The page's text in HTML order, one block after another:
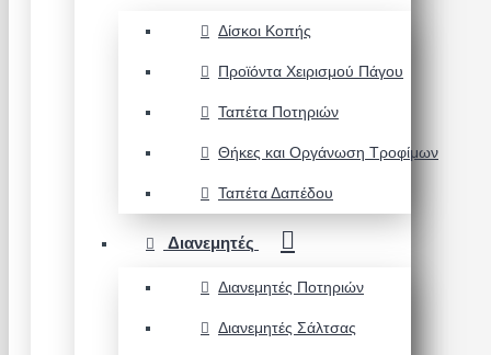
Δίσκοι Κοπής
Προϊόντα Χειρισμού Πάγου
Ταπέτα Ποτηριών
Θήκες και Οργάνωση Τροφίμων
Ταπέτα Δαπέδου
Διανεμητές
Διανεμητές Ποτηριών
Διανεμητές Σάλτσας